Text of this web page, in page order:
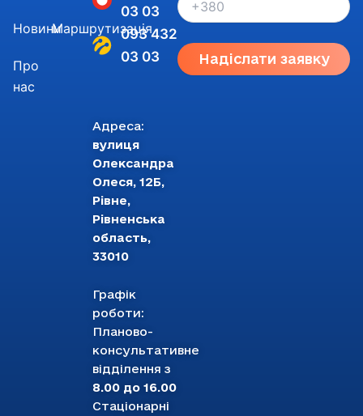
Адреса:
вулиця
Олександра
Олеся, 12Б,
Рівне,
Рівненська
область,
33010
Графік
роботи:
Планово-
консультативне
відділення з
8.00 до 16.00
Стаціонарні
03 03
093 432
03 03
Новини
Про
нас
Маршрутизація
Надіслати заявку